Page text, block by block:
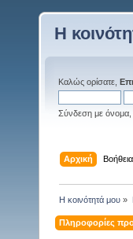
Η
Καλώς ορίσατε,
Σύνδεση με όνομα,
Αρχική Βοήθεια
Η κοινότητά μου »
Πληροφορίες